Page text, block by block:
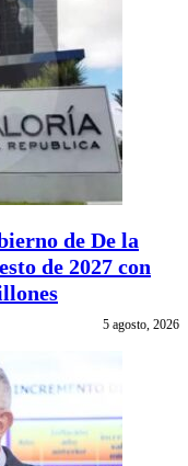
de De la
de 2027 con
5 agosto, 2026